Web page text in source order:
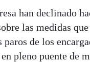
han declinado
las medidas
paros de los
pleno puente de